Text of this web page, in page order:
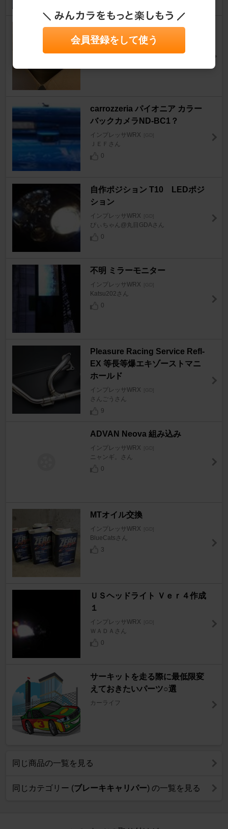
STANCE MAGIC #280
インプレッサWRX [GD]
carrozzeria パイオニア カラー
バックカメラND-BC1？
インプレッサWRX [GD]
ＪＥＦさん
0
自作ポジション T10 LEDポジ
ション
インプレッサWRX [GD]
ぴぃちゃん@丸目GDAさん
0
不明 ミラーモニター
インプレッサWRX [GD]
Katsu202さん
0
Pleasure Racing Service Refl-
EX 等長等爆エキゾーストマニ
ホールド
インプレッサWRX [GD]
さんごうさん
9
ADVAN Neova 組み込み
インプレッサWRX [GD]
ニャンギ。さん
0
MTオイル交換
インプレッサWRX [GD]
BlueCatsさん
3
ＵＳヘッドライト Ｖｅｒ４作成
１
インプレッサWRX [GD]
ＷＡＤＡさん
0
サーキットを走る際に最低限変
えておきたいパーツ○選
カーライフ
同じ商品の一覧を見る
同じカテゴリー (ブレーキキャリパー) の一覧を見る
会員登録をして使う